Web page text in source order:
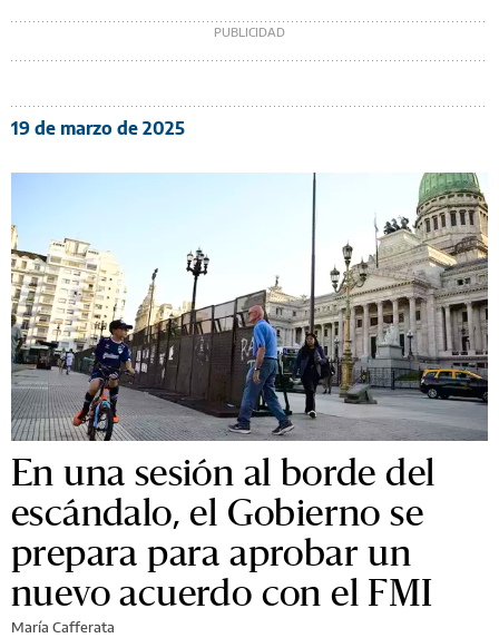
19 de marzo de 2025
En una sesión al borde del
escándalo, el Gobierno se
prepara para aprobar un
nuevo acuerdo con el FMI
María Cafferata